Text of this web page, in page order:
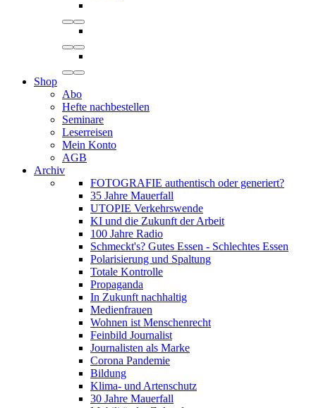
Shop
Abo
Hefte nachbestellen
Seminare
Leserreisen
Mein Konto
AGB
Archiv
FOTOGRAFIE authentisch oder generiert?
35 Jahre Mauerfall
UTOPIE Verkehrswende
KI und die Zukunft der Arbeit
100 Jahre Radio
Schmeckt's? Gutes Essen - Schlechtes Essen
Polarisierung und Spaltung
Totale Kontrolle
Propaganda
In Zukunft nachhaltig
Medienfrauen
Wohnen ist Menschenrecht
Feinbild Journalist
Journalisten als Marke
Corona Pandemie
Bildung
Klima- und Artenschutz
30 Jahre Mauerfall